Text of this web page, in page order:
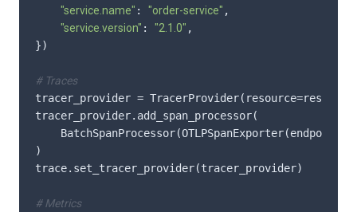
"service.name" : "order-service" ,
"service.version" : "2.1.0" ,
})
# Traces
tracer_provider =
tracer_provider.add_span_processor(
    BatchSpanProcessor(OTLPSpanExporter(endpoint=
)
trace.set_tracer_provider(tracer_provider)
# Metrics